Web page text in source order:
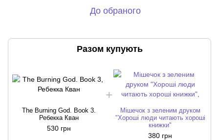
До обраного
Разом купують
The Burning God. Book 3.
Ребекка Кван
530 грн
Мішечок з зеленим друком
"Хороші люди читають хороші
книжки"
380 грн